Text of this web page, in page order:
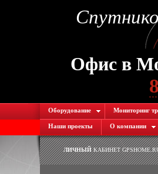
Офис в
Оборудование Мониторинг
Наши проекты О компании
ЛИЧНЫЙКАБИНЕТ